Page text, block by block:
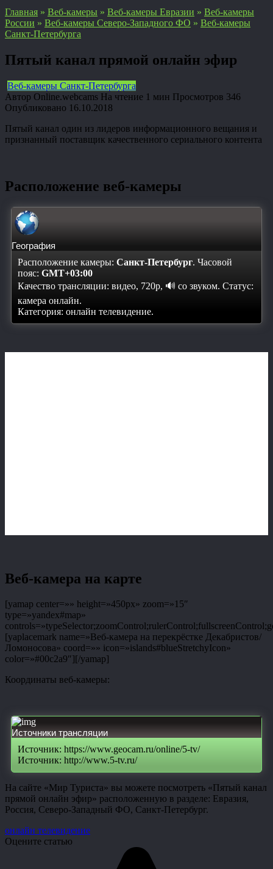
Главная » Веб-камеры » Веб-камеры Евразии » Веб-камеры
России » Веб-камеры Северо-Западного ФО » Веб-камеры
Санкт-Петербурга
Пятый канал прямой онлайн эфир
Веб-камеры Санкт-Петербурга
Автор Online.webcams На чтение 1 мин Просмотров 346
Опубликовано 16.10.2018
Пятый канал один из лидеров информационного вещания и
признанный поставщик качественного сериального контента
Расположение веб-камеры
География
Расположение камеры: Санкт-Петербург. Часовой
пояс: GMT+03:00
Качество трансляции: видео, 720p, 🔊 со звуком. Статус:
камера онлайн.
Категория: онлайн телевидение.
Веб-камера на карте
[yamap center=»» height=»450px» zoom=»15″
type=»yandex#map»
[yaplacemark name=»Веб-камера на перекрёстке Декабристов/
Ломоносова» coord=»» icon=»islands#blueStretchyIcon»
color=»#00c2a9″][/yamap]
Координаты веб-камеры:
Источники трансляции
Источник: https://www.geocam.ru/online/5-tv/
Источник: http://www.5-tv.ru/
На сайте «Мир Туриста» вы можете посмотреть «Пятый канал
прямой онлайн эфир» расположенную в разделе: Евразия,
Россия, Северо-Западный ФО, Санкт-Петербург.
онлайн телевидение
Оцените статью